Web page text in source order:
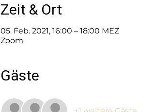
Zeit & Ort
05. Feb. 2021, 16:00 – 18:00 MEZ
Zoom
Gäste